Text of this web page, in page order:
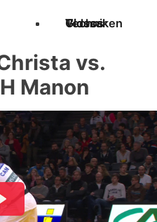
Techniken
Videos
Glossar
vs.
Manon